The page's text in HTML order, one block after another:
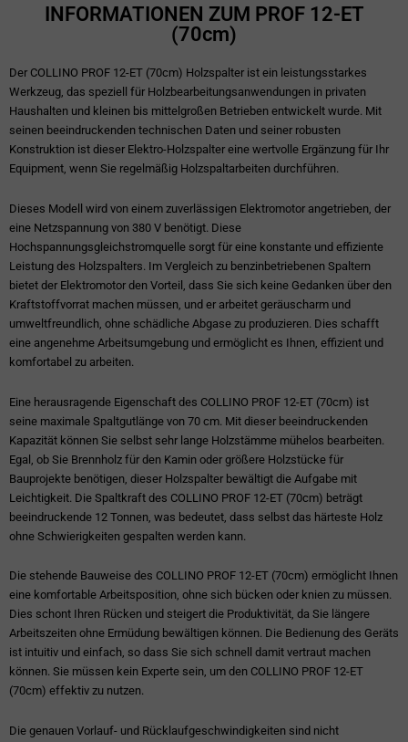
INFORMATIONEN ZUM PROF 12-ET
(70cm)
Der COLLINO PROF 12-ET (70cm) Holzspalter ist ein leistungsstarkes
Werkzeug, das speziell für Holzbearbeitungsanwendungen in privaten
Haushalten und kleinen bis mittelgroßen Betrieben entwickelt wurde. Mit
seinen beeindruckenden technischen Daten und seiner robusten
Konstruktion ist dieser Elektro-Holzspalter eine wertvolle Ergänzung für Ihr
Equipment, wenn Sie regelmäßig Holzspaltarbeiten durchführen.
Dieses Modell wird von einem zuverlässigen Elektromotor angetrieben, der
eine Netzspannung von 380 V benötigt. Diese
Hochspannungsgleichstromquelle sorgt für eine konstante und effiziente
Leistung des Holzspalters. Im Vergleich zu benzinbetriebenen Spaltern
bietet der Elektromotor den Vorteil, dass Sie sich keine Gedanken über den
Kraftstoffvorrat machen müssen, und er arbeitet geräuscharm und
umweltfreundlich, ohne schädliche Abgase zu produzieren. Dies schafft
eine angenehme Arbeitsumgebung und ermöglicht es Ihnen, effizient und
komfortabel zu arbeiten.
Eine herausragende Eigenschaft des COLLINO PROF 12-ET (70cm) ist
seine maximale Spaltgutlänge von 70 cm. Mit dieser beeindruckenden
Kapazität können Sie selbst sehr lange Holzstämme mühelos bearbeiten.
Egal, ob Sie Brennholz für den Kamin oder größere Holzstücke für
Bauprojekte benötigen, dieser Holzspalter bewältigt die Aufgabe mit
Leichtigkeit. Die Spaltkraft des COLLINO PROF 12-ET (70cm) beträgt
beeindruckende 12 Tonnen, was bedeutet, dass selbst das härteste Holz
ohne Schwierigkeiten gespalten werden kann.
Die stehende Bauweise des COLLINO PROF 12-ET (70cm) ermöglicht Ihnen
eine komfortable Arbeitsposition, ohne sich bücken oder knien zu müssen.
Dies schont Ihren Rücken und steigert die Produktivität, da Sie längere
Arbeitszeiten ohne Ermüdung bewältigen können. Die Bedienung des Geräts
ist intuitiv und einfach, so dass Sie sich schnell damit vertraut machen
können. Sie müssen kein Experte sein, um den COLLINO PROF 12-ET
(70cm) effektiv zu nutzen.
Die genauen Vorlauf- und Rücklaufgeschwindigkeiten sind nicht